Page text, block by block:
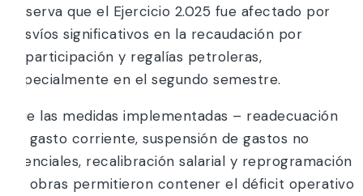
observa que el Ejercicio 2.025 fue afectado por
desvíos significativos en la recaudación por
coparticipación y regalías petroleras,
especialmente en el segundo semestre.
Que las medidas implementadas – readecuación
de gasto corriente, suspensión de gastos no
esenciales, recalibración salarial y reprogramación
de obras permitieron contener el déficit operativo